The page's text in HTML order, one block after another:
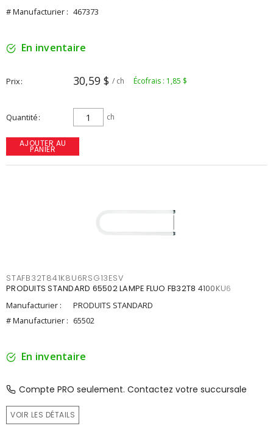
# Manufacturier : 467373
En inventaire
Prix 30,59 $ / ch Écofrais : 1,85 $
Quantité ch
AJOUTER AU
PANIER
STAFB32T841K8U6RSG13ESV
PRODUITS STANDARD 65502 LAMPE FLUO FB32T8 4100KU6
Manufacturier :
PRODUITS STANDARD
# Manufacturier : 65502
En inventaire
Compte PRO seulement. Contactez votre succursale
VOIR LES DÉTAILS